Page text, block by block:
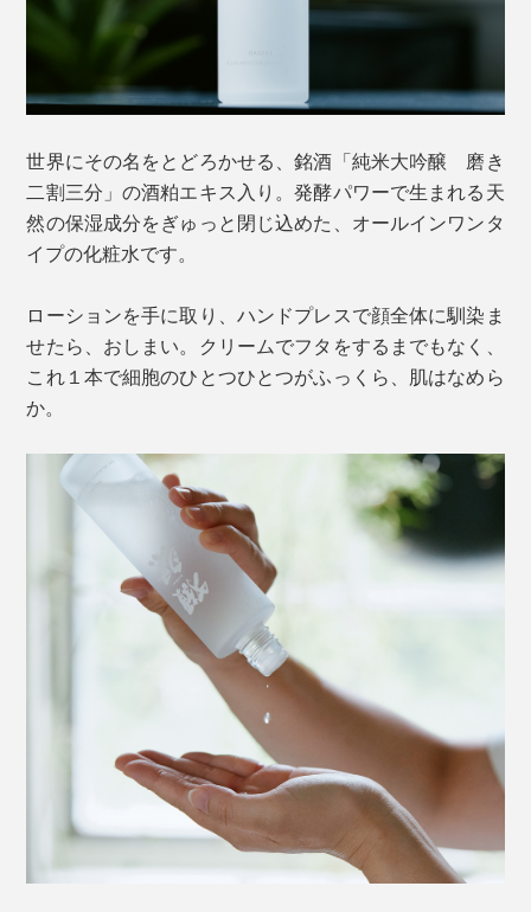
世界にその名をとどろかせる、銘酒「純米大吟醸 磨き
二割三分」の酒粕エキス入り。発酵パワーで生まれる天
然の保湿成分をぎゅっと閉じ込めた、オールインワンタ
イプの化粧水です。
ローションを手に取り、ハンドプレスで顔全体に馴染ま
せたら、おしまい。クリームでフタをするまでもなく、
これ１本で細胞のひとつひとつがふっくら、肌はなめら
か。